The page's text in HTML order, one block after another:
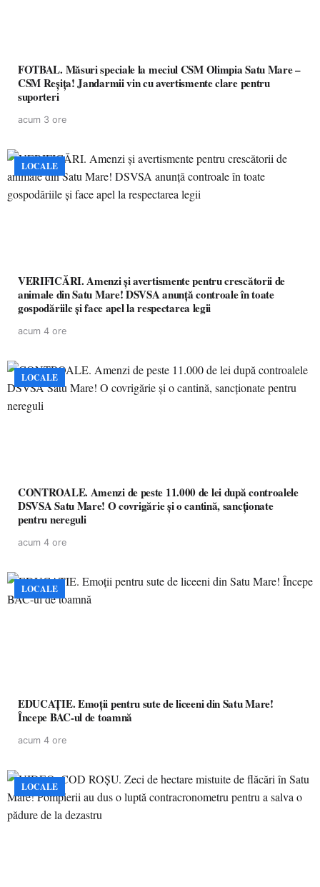
FOTBAL. Măsuri speciale la meciul CSM Olimpia Satu Mare –
CSM Reșița! Jandarmii vin cu avertismente clare pentru
suporteri
acum 3 ore
LOCALE
VERIFICĂRI. Amenzi și avertismente pentru crescătorii de
animale din Satu Mare! DSVSA anunță controale în toate
gospodăriile și face apel la respectarea legii
acum 4 ore
LOCALE
CONTROALE. Amenzi de peste 11.000 de lei după controalele
DSVSA Satu Mare! O covrigărie și o cantină, sancționate
pentru nereguli
acum 4 ore
LOCALE
EDUCAȚIE. Emoții pentru sute de liceeni din Satu Mare!
Începe BAC-ul de toamnă
acum 4 ore
LOCALE